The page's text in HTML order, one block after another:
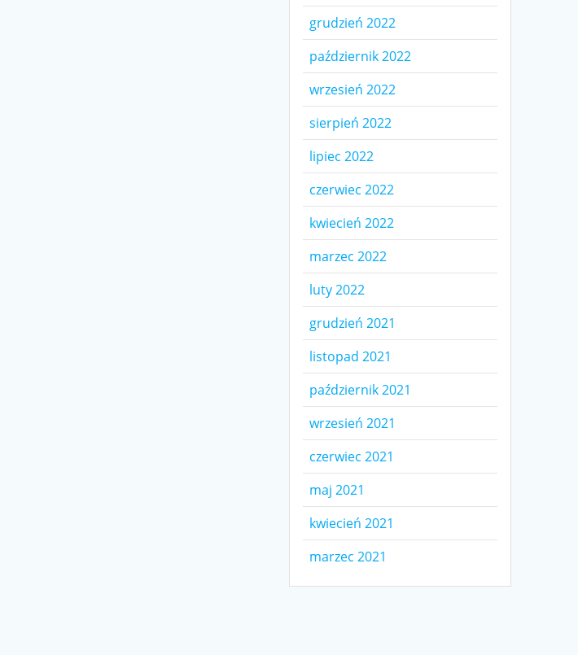
grudzień 2022
październik 2022
wrzesień 2022
sierpień 2022
lipiec 2022
czerwiec 2022
kwiecień 2022
marzec 2022
luty 2022
grudzień 2021
listopad 2021
październik 2021
wrzesień 2021
czerwiec 2021
maj 2021
kwiecień 2021
marzec 2021